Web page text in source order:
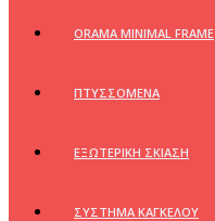
ORAMA MINIMAL FRAME
ΠΤΥΣΣΟΜΕΝΑ
ΕΞΩΤΕΡΙΚΗ ΣΚΙΑΣΗ
ΣΥΣΤΗΜΑ ΚΑΓΚΕΛΟΥ